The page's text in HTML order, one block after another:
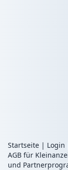
Startseite | Login
AGB für
und